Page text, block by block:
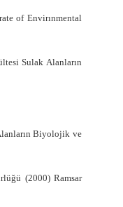
of Envirınmental
Sulak Alanların
Biyolojik ve
(2000) Ramsar